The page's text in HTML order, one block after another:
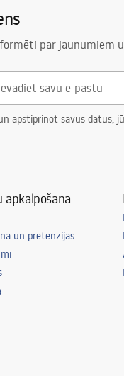
par jaunumiem
apstiprinot savus datus,
apkalpošana
un pretenzijas